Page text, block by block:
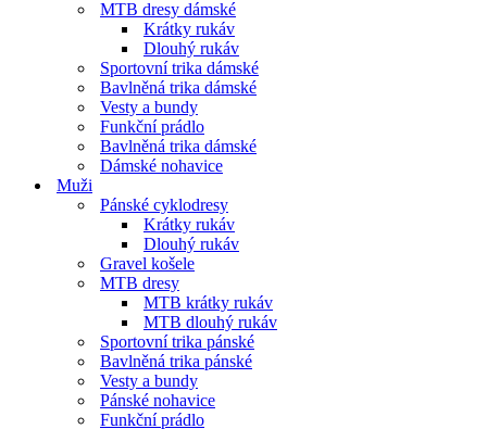
MTB dresy dámské
Krátky rukáv
Dlouhý rukáv
Sportovní trika dámské
Bavlněná trika dámské
Vesty a bundy
Funkční prádlo
Bavlněná trika dámské
Dámské nohavice
Muži
Pánské cyklodresy
Krátky rukáv
Dlouhý rukáv
Gravel košele
MTB dresy
MTB krátky rukáv
MTB dlouhý rukáv
Sportovní trika pánské
Bavlněná trika pánské
Vesty a bundy
Pánské nohavice
Funkční prádlo